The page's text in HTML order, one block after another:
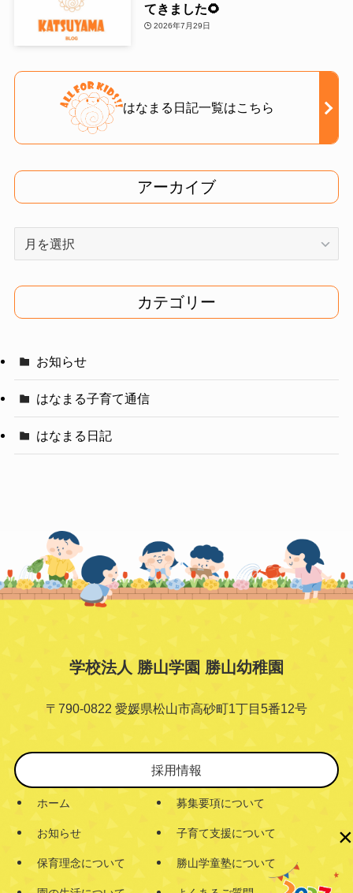
てきました🌻
2026年7月29日
はなまる日記一覧はこちら
アーカイブ
イ
ブ
カテゴリー
お知らせ
はなまる子育て通信
はなまる日記
学校法人 勝山学園 勝山幼稚園
〒790-0822 愛媛県松山市高砂町1丁目5番12号
採用情報
ホーム
お知らせ
保育理念について
募集要項について
子育て支援について
勝山学童塾について
×